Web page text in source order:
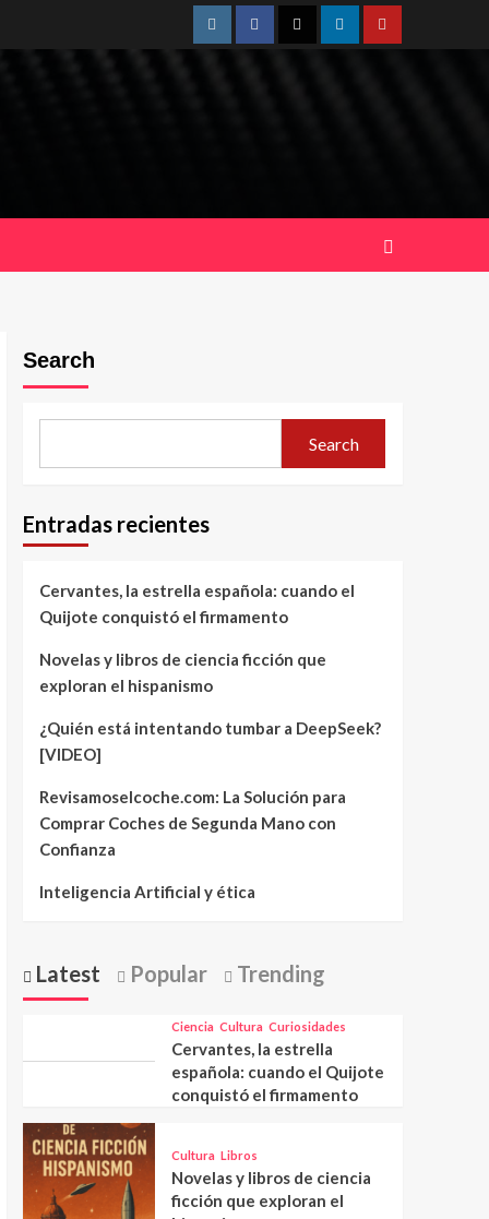
InstagramFacebookTwitterLinkedinYoutube
Search
Search
Entradas recientes
Cervantes, la estrella española: cuando el
Quijote conquistó el firmamento
Novelas y libros de ciencia ficción que
exploran el hispanismo
¿Quién está intentando tumbar a DeepSeek?
[VIDEO]
Revisamoselcoche.com: La Solución para
Comprar Coches de Segunda Mano con
Confianza
Inteligencia Artificial y ética
Latest Popular Trending
Ciencia Cultura Curiosidades
Cervantes, la estrella
española: cuando el Quijote
conquistó el firmamento
Cultura Libros
Novelas y libros de ciencia
ficción que exploran el